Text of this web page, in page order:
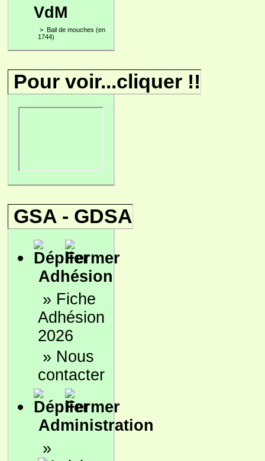
VdM
> Bail de mouches (en
1744)
Pour voir...cliquer !!
GSA - GDSA
Adhésion
» Fiche
Adhésion
2026
» Nous
contacter
Administration
»